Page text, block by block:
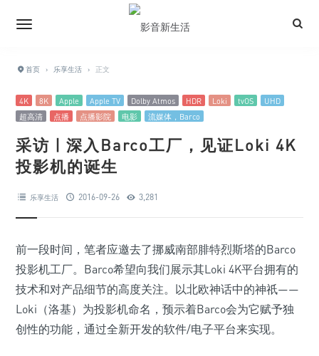
首页 › 乐享生活 › 正文
4K 8K Apple Apple TV Dolby Atmos HDR Loki tvOS
UHD
超高清
点播 点播影院 电影 流媒体，Barco
采访 | 深入Barco工厂，见证Loki 4K
投影机的诞生
乐享生活 2016-09-26 3,281
前一段时间，笔者应邀去了挪威南部腓特烈斯塔的Barco
投影机工厂。Barco希望向我们展示其Loki 4K平台拥有的
技术和对产品细节的高度关注。以北欧神话中的神祇——
Loki（洛基）为投影机命名，预示着Barco会为它赋予独
创性的功能，通过全新开发的软件/电子平台来实现。